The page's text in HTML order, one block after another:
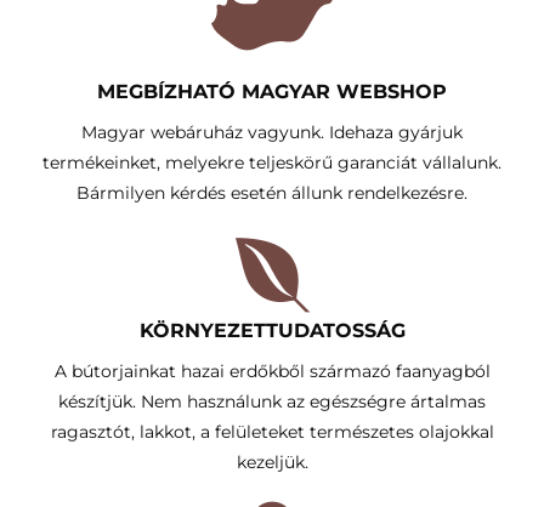
MEGBÍZHATÓ MAGYAR WEBSHOP
Magyar webáruház vagyunk. Idehaza gyárjuk
termékeinket, melyekre teljeskörű garanciát vállalunk.
Bármilyen kérdés esetén állunk rendelkezésre.
KÖRNYEZETTUDATOSSÁG​
A bútorjainkat hazai erdőkből származó faanyagból
készítjük. Nem használunk az egészségre ártalmas
ragasztót, lakkot, a felületeket természetes olajokkal
kezeljük.